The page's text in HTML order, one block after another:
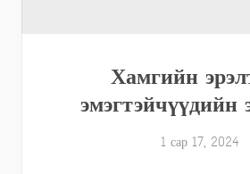
Хамгийн
эмэгтэйчүүдийн
1 сар 17, 2024